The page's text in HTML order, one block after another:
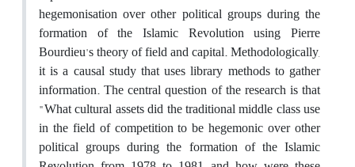
hegemonisation over other political groups during the
formation of the Islamic Revolution using Pierre
Bourdieu's theory of field and capital. Methodologically,
it is a causal study that uses library methods to gather
information. The central question of the research is that
"What cultural assets did the traditional middle class use
in the field of competition to be hegemonic over other
political groups during the formation of the Islamic